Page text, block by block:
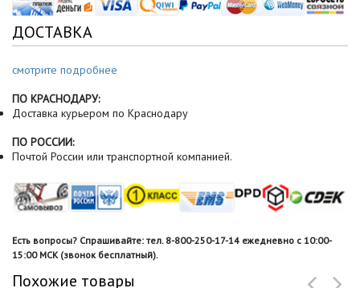
ДОСТАВКА
смотрите подробнее
ПО КРАСНОДАРУ:
Доставка курьером по Краснодару
ПО РОССИИ:
Почтой России или транспортной компанией.
Есть вопросы? Спрашивайте: тел. 8-800-250-17-14 ежедневно с 10:00-
15:00 МСК (звонок бесплатный).
Похожие товары